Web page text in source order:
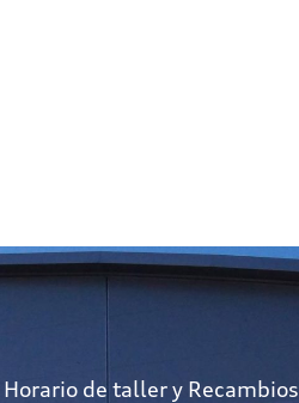
Horario de taller y Recambios